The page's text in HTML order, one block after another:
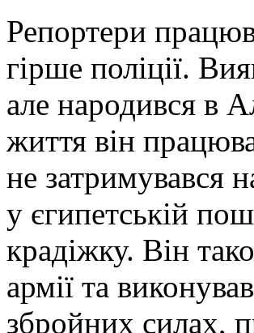
Репортери
гірше поліції.
але народився в
життя він
не затримувався
у єгипетській
крадіжку. Він
армії та
збройних силах,